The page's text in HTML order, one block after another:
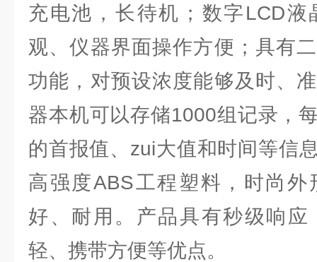
充电池，长待机；数字LCD
观、仪器界面操作方便；具有
功能，对预设浓度能够及时、
器本机可以存储1000组记录，
的首报值、zui大值和时间等信
高强度ABS工程塑料，时尚
好、耐用。产品具有秒级响
轻、携带方便等优点。